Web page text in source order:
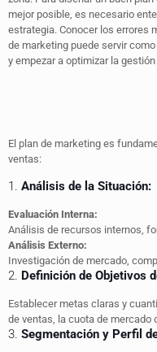
mejor posible, es necesario
estrategia. Conocer los errores
de marketing puede servir
y empezar a optimizar la
El plan de marketing es
ventas:
1. Análisis de la Situación:
Evaluación Interna:
Análisis de recursos internos,
Análisis Externo:
Investigación de mercado,
2. Definición de Objetivos
Establecer metas claras y
de ventas, la cuota de mercado
3. Segmentación y Perfil